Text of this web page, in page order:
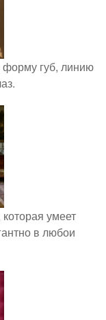
губ, линию
умеет
в любои